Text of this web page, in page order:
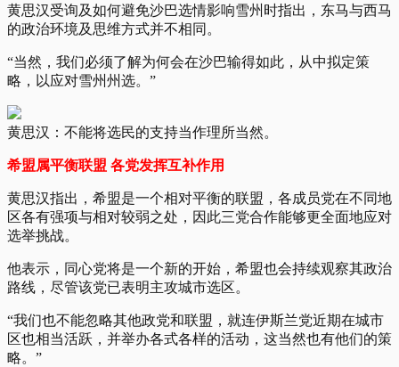
黄思汉受询及如何避免沙巴选情影响雪州时指出，东马与西马
的政治环境及思维方式并不相同。
“当然，我们必须了解为何会在沙巴输得如此，从中拟定策
略，以应对雪州州选。”
黄思汉：不能将选民的支持当作理所当然。
希盟属平衡联盟 各党发挥互补作用
黄思汉指出，希盟是一个相对平衡的联盟，各成员党在不同地
区各有强项与相对较弱之处，因此三党合作能够更全面地应对
选举挑战。
他表示，同心党将是一个新的开始，希盟也会持续观察其政治
路线，尽管该党已表明主攻城市选区。
“我们也不能忽略其他政党和联盟，就连伊斯兰党近期在城市
区也相当活跃，并举办各式各样的活动，这当然也有他们的策
略。”